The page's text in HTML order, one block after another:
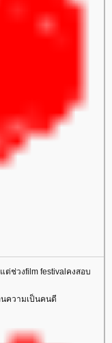
ต่ช่วงfilm festivalคงสอบ
ความเป็นคนดี